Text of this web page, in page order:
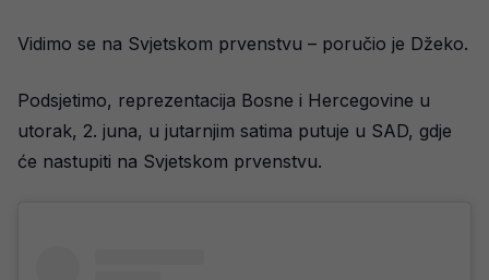
Vidimo se na Svjetskom prvenstvu – poručio je Džeko.
Podsjetimo, reprezentacija Bosne i Hercegovine u
utorak, 2. juna, u jutarnjim satima putuje u SAD, gdje
će nastupiti na Svjetskom prvenstvu.